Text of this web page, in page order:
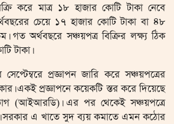
করে মাত্র ১৮ হাজার কোটি টাকা নেবে
চেয়ে ১৭ হাজার কোটি টাকা বা ৪৮
গত অর্থবছরে সঞ্চয়পত্র বিক্রির লক্ষ্য ঠিক
টাকা।
প্রজ্ঞাপন জারি করে সঞ্চয়পত্রের
একই প্রজ্ঞাপনে কয়েকটি স্তর করে দিয়েছে
(আইআরডি)। এর পর থেকেই সঞ্চয়পত্রে
সরকার এ খাতে সুদ ব্যয় কমাতে এমন কঠোর